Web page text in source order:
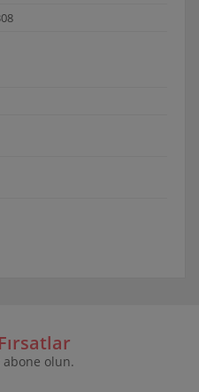
Yaz
veya görüntülenemiyor.
olun.